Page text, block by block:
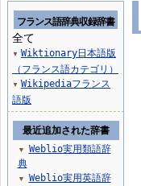
フランス語辞典収録辞書
全て
▼ Wiktionary日本語版
（フランス語カテゴリ）
▼ Wikipediaフランス
語版
最近追加された辞書
▼
Weblio実用類語辞
典
▼
Weblio実用英語辞